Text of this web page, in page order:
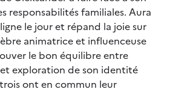
responsabilités familiales. Aura
le jour et répand la joie sur
animatrice et influenceuse
le bon équilibre entre
exploration de son identité
ont en commun leur